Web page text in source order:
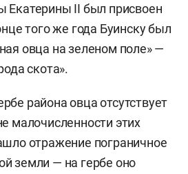
Екатерины II был присвоен
того же года Буинску был
овца на зеленом поле» —
скота».
района овца отсутствует
малочисленности этих
отражение пограничное
земли — на гербе оно